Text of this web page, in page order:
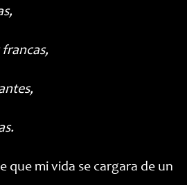
francas,
mi vida se cargara de un